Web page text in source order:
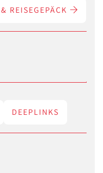
REISEGEPÄCK
DEEPLINKS